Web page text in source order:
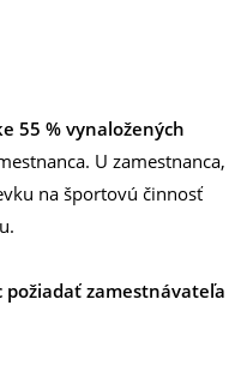
55 % vynaložených
U zamestnanca,
na športovú činnosť
zamestnávateľa